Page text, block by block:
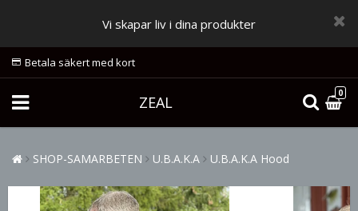
Vi skapar liv i dina produkter
Betala säkert med kort
ZEAL
0
SHOP-SAMARBETEN U.B.A.K.A U.B.A.K.A Hood